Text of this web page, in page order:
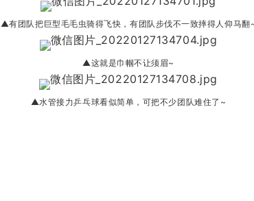
▲有团队把巨型毛毛虫骑得飞快，有团队步伐不一致摔得人仰马翻
▲这就是巾帼不让须眉~
▲水管接力乒乓球看似简单，可把不少团队难住了~